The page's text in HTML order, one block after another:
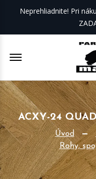
Neprehliadnite! Pri
Offcanvas Menu Open
ACXY-24
Úvod
Rohy,